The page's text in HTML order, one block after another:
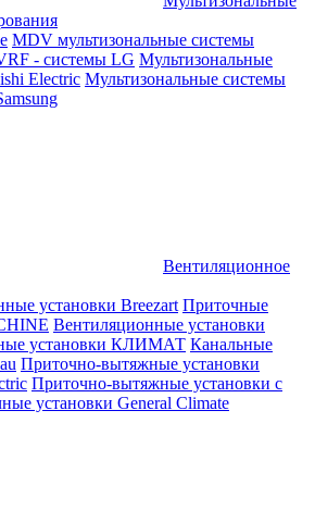
MDV мультизональные системы
- системы LG Мультизональные
Electric Мультизональные системы
Вентиляционное
установки Breezart Приточные
Вентиляционные установки
установки КЛИМАТ Канальные
Приточно-вытяжные установки
Приточно-вытяжные установки с
установки General Climate